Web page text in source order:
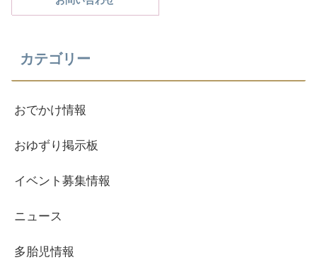
カテゴリー
おでかけ情報
おゆずり掲示板
イベント募集情報
ニュース
多胎児情報